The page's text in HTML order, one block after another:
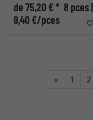
de 75,20 € * 8 pces |
9,40 €/pces
«Retour
1 2